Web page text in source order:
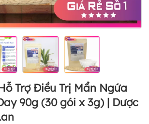
Trợ Điều Trị Mẩn Ngứa
90g (30 gói x 3g) | Dược